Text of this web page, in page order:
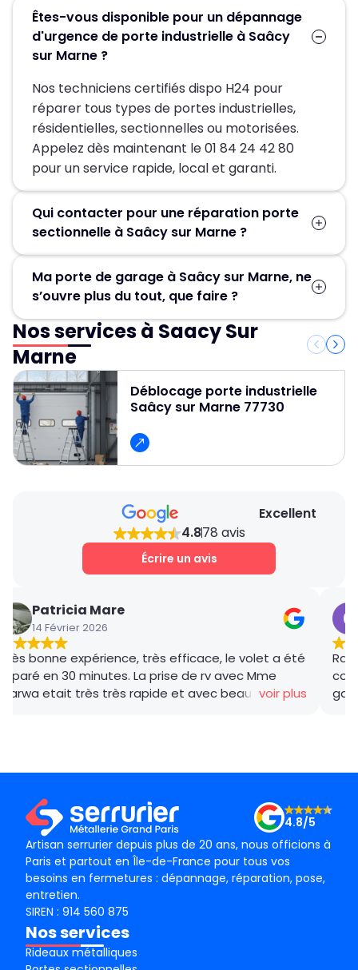
Êtes-vous disponible pour un dépannage
d'urgence de porte industrielle à Saâcy
sur Marne ?
Nos techniciens certifiés dispo H24 pour
réparer tous types de portes industrielles,
résidentielles, sectionnelles ou motorisées.
Appelez dès maintenant le 01 84 24 42 80
pour un service rapide, local et garanti.
Qui contacter pour une réparation porte
sectionnelle à Saâcy sur Marne ?
Saâcy sur Marne, contactez MGParis au 01 84
24 42 80 ! Nos artisans serruriers assurent un
dépannage rapide et efficace en 30 minute.
Ma porte de garage à Saâcy sur Marne, ne
s’ouvre plus du tout, que faire ?
Contactez Métallerie Grand Paris pour un
service de déblocage porte de garage rapide,
fiable et professionnel et pour obtenir un devis
gratuit et des conseils personnalisés.
Nos services à Saacy Sur
Marne
Déblocage porte industrielle
Saâcy sur Marne 77730
Excellent
4.878 avis
Écrire un avis
Patricia Mare
14 Février 2026
Très bonne expérience, très efficace, le volet a été
réparé en 30 minutes. La prise de rv avec Mme
Marwa etait très très rapide et avec beaucoup de
voir plus
Artisan serrurier depuis plus de 20 ans, nous officions à
Paris et partout en Île-de-France pour tous vos
besoins en fermetures : dépannage, réparation, pose,
entretien.
4.8/5
SIREN : 914 560 875
Nos services
Rideaux métalliques